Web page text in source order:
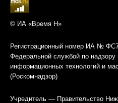
© ИА «Время Н»
Регистрационный номер ИА №
Федеральной службой по надзору
информационных технологий и
(Роскомнадзор)
Учредитель — Правительство